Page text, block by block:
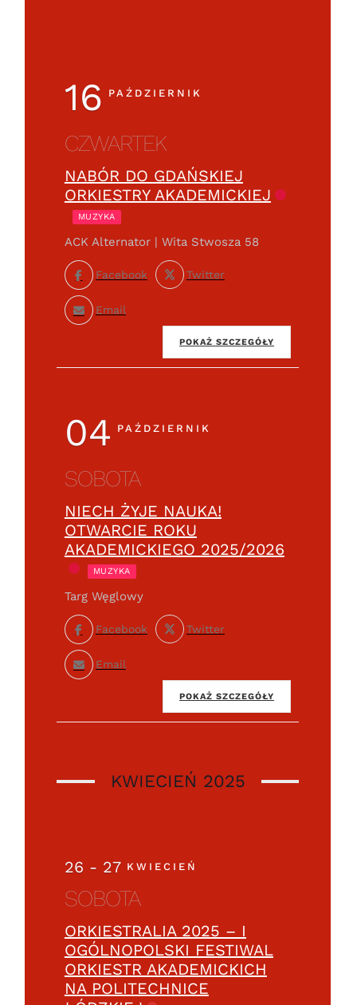
16 PAŹDZIERNIK
CZWARTEK
NABÓR DO GDAŃSKIEJ
ORKIESTRY AKADEMICKIEJ
MUZYKA
ACK Alternator | Wita Stwosza 58
Facebook Twitter
Email
POKAŻ SZCZEGÓŁY
04 PAŹDZIERNIK
SOBOTA
NIECH ŻYJE NAUKA!
OTWARCIE ROKU
AKADEMICKIEGO 2025/2026
MUZYKA
Targ Węglowy
Facebook Twitter
Email
POKAŻ SZCZEGÓŁY
KWIECIEŃ 2025
26 - 27 KWIECIEŃ
SOBOTA
ORKIESTRALIA 2025 – I
OGÓLNOPOLSKI FESTIWAL
ORKIESTR AKADEMICKICH
NA POLITECHNICE